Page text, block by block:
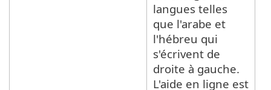
langues telles
que l'arabe et
l'hébreu qui
s'écrivent de
droite à gauche.
L'aide en ligne est